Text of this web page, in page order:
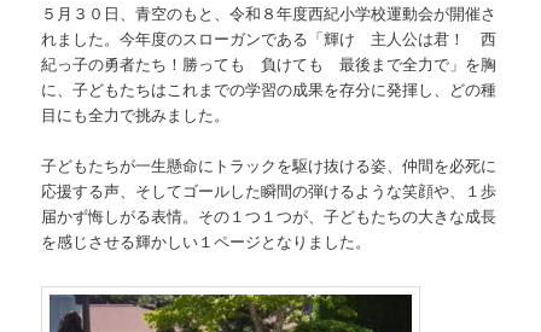
５月３０日、青空のもと、令和８年度西紀小学校運動会が開催さ
れました。今年度のスローガンである「輝け 主人公は君！ 西
紀っ子の勇者たち！勝っても 負けても 最後まで全力で」を胸
に、子どもたちはこれまでの学習の成果を存分に発揮し、どの種
目にも全力で挑みました。
子どもたちが一生懸命にトラックを駆け抜ける姿、仲間を必死に
応援する声、そしてゴールした瞬間の弾けるような笑顔や、１歩
届かず悔しがる表情。その１つ１つが、子どもたちの大きな成長
を感じさせる輝かしい１ページとなりました。